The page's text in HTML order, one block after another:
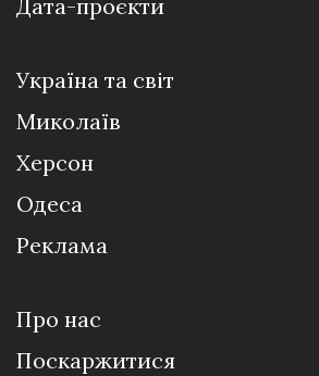
Дата-проєкти
Україна та світ
Миколаїв
Херсон
Одеса
Реклама
Про нас
Поскаржитися